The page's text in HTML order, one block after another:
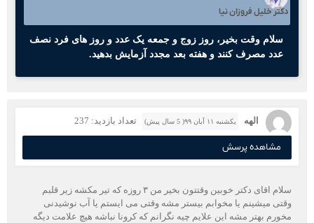
دکتر خلیل فروزان نیا
سلام وقت بخیر، روز زوج و جمعه یک عدد و روز های فرد نصف
عدد مصرف کنند و هفته بعد مجدد آزمایش بدهید.
الهه یکشنبه ۱۱ آبان ۹۹( 5 سال پیش) تعداد بازدید: 237
مشاهده پرسش
سلام اقای دکتر خوبین وقتتون بخیر من ۳ روزه که تیر مکشه زیر قلبم
وقتی میشینم یا مخوابم بیستر مشه وقتی می ایستم یا آب نوشیدنی
مخورم بهتر مشه این علایم چیه نگرانم که کرونا نباشه هیچ علامت دیگه